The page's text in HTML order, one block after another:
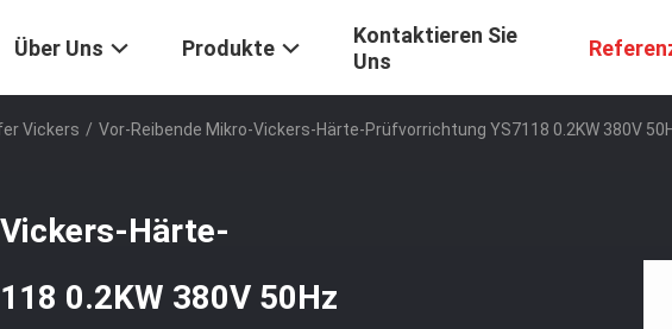
Über Uns Produkte
Kontaktieren Sie
Uns
Vickers / Vor-Reibende Mikro-Vickers-Härte-Prüfvorrichtung YS7118 0.2KW 380V
Härte-
0.2KW 380V 50Hz